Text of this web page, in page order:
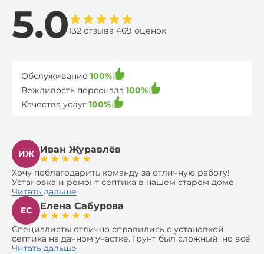
5.0132 отзыва 409 оценок
Обслуживание 100%
Вежливость персонала 100%
Качества услуг 100%
ИЖ Иван Журавлёв
Хочу поблагодарить команду за отличную работу!
Установка и ремонт септика в нашем старом доме
оказались сложной задачей, но ребята справились на
все 100%. Всё сделали аккуратно и профессионально.
Давали полезные рекомендации, не пытались
навязать ничего лишнего, помогли с выбором и
доставкой материалов, что позволило нам
сэкономить. Выполнили монтаж и демонтаж
оборудования, заменили трубы, обновили
Читать дальше
ЕС
Елена Сабурова
Специалисты отлично справились с установкой
септика на дачном участке. Грунт был сложный, но всё
сделали быстро и аккуратно. Помогли выбрать
Читать дальше